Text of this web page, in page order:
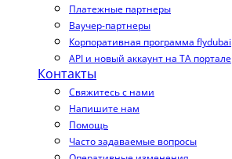
Платежные партнеры
Ваучер-партнеры
Корпоративная программа flydubai
API и новый аккаунт на TA портале
Контакты
Свяжитесь с нами
Напишите нам
Помощь
Часто задаваемые вопросы